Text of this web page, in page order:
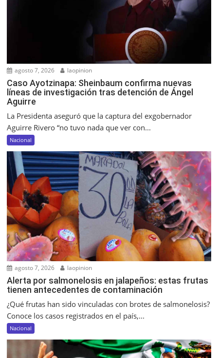
agosto 7, 2026 laopinion
Caso Ayotzinapa: Sheinbaum confirma nuevas
líneas de investigación tras detención de Ángel
Aguirre
La Presidenta aseguró que la captura del exgobernador
Aguirre Rivero “no tuvo nada que ver con...
Nacional
agosto 7, 2026 laopinion
Alerta por salmonelosis en jalapeños: estas frutas
tienen antecedentes de contaminación
¿Qué frutas han sido vinculadas con brotes de salmonelosis?
Conoce los casos registrados en el país,...
Nacional